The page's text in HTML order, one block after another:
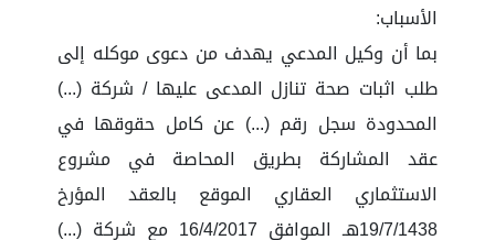
الأسباب:
بما أن وكيل المدعي يهدف من دعوى موكله إلى
طلب اثبات صحة تنازل المدعى عليها / شركة (...)
المحدودة سجل رقم (...) عن كامل حقوقها في
عقد المشاركة بطريق المحاصة في مشروع
الاستثماري العقاري الموقع بالعقد المؤرخ
19/7/1438هـ الموافق 16/4/2017 مع شركة (...)